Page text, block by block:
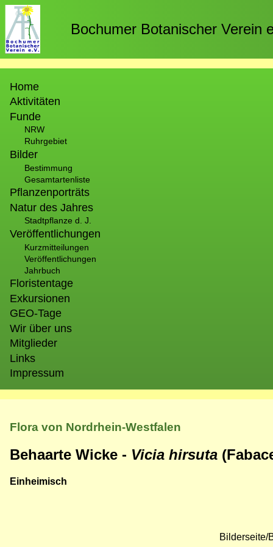
Direkt
zum
Inhalt
Bochumer Botanischer Verein
Home
Aktivitäten
Funde
NRW
Ruhrgebiet
Bilder
Bestimmung
Gesamtartenliste
Pflanzenporträts
Natur des Jahres
Stadtpflanze d. J.
Veröffentlichungen
Kurzmitteilungen
Veröffentlichungen
Jahrbuch
Floristentage
Exkursionen
GEO-Tage
Wir über uns
Mitglieder
Links
Impressum
Flora von Nordrhein-Westfalen
Behaarte Wicke - Vicia hirsuta
Einheimisch
Bilderseite/